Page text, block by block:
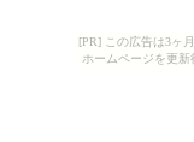
[PR] この広告は3ヶ
ホームページを更